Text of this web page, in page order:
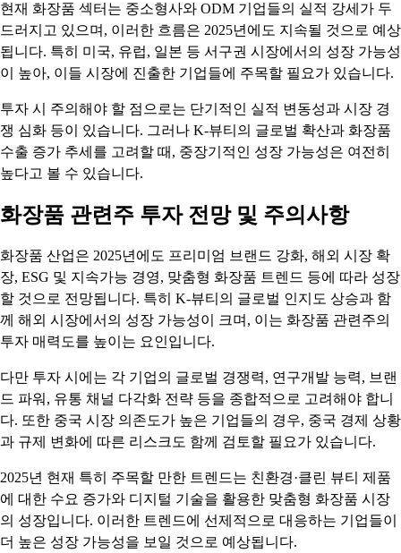
현재 화장품 섹터는 중소형사와 ODM 기업들의 실적 강세가 두
드러지고 있으며, 이러한 흐름은 2025년에도 지속될 것으로 예상
됩니다. 특히 미국, 유럽, 일본 등 서구권 시장에서의 성장 가능성
이 높아, 이들 시장에 진출한 기업들에 주목할 필요가 있습니다.
투자 시 주의해야 할 점으로는 단기적인 실적 변동성과 시장 경
쟁 심화 등이 있습니다. 그러나 K-뷰티의 글로벌 확산과 화장품
수출 증가 추세를 고려할 때, 중장기적인 성장 가능성은 여전히
높다고 볼 수 있습니다.
화장품 관련주 투자 전망 및 주의사항
화장품 산업은 2025년에도 프리미엄 브랜드 강화, 해외 시장 확
장, ESG 및 지속가능 경영, 맞춤형 화장품 트렌드 등에 따라 성장
할 것으로 전망됩니다. 특히 K-뷰티의 글로벌 인지도 상승과 함
께 해외 시장에서의 성장 가능성이 크며, 이는 화장품 관련주의
투자 매력도를 높이는 요인입니다.
다만 투자 시에는 각 기업의 글로벌 경쟁력, 연구개발 능력, 브랜
드 파워, 유통 채널 다각화 전략 등을 종합적으로 고려해야 합니
다. 또한 중국 시장 의존도가 높은 기업들의 경우, 중국 경제 상황
과 규제 변화에 따른 리스크도 함께 검토할 필요가 있습니다.
2025년 현재 특히 주목할 만한 트렌드는 친환경·클린 뷰티 제품
에 대한 수요 증가와 디지털 기술을 활용한 맞춤형 화장품 시장
의 성장입니다. 이러한 트렌드에 선제적으로 대응하는 기업들이
더 높은 성장 가능성을 보일 것으로 예상됩니다.